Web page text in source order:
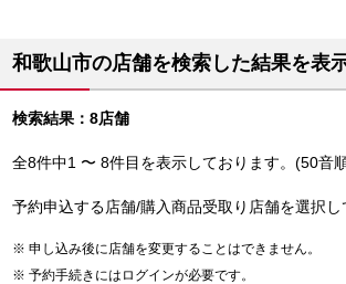
和歌山市の店舗を検索した結果を表
検索結果：8店舗
全8件中1 〜 8件目を表示しております。(50音
予約申込する店舗/購入商品受取り店舗を選択し
申し込み後に店舗を変更することはできません。
予約手続きにはログインが必要です。